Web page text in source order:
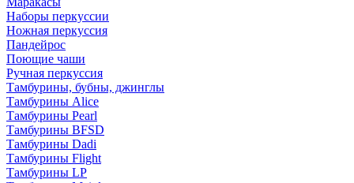
Наборы перкуссии
Ножная перкуссия
Пандейрос
Поющие чаши
Ручная перкуссия
Тамбурины, бубны, джинглы
Тамбурины Alice
Тамбурины Pearl
Тамбурины BFSD
Тамбурины Dadi
Тамбурины Flight
Тамбурины LP